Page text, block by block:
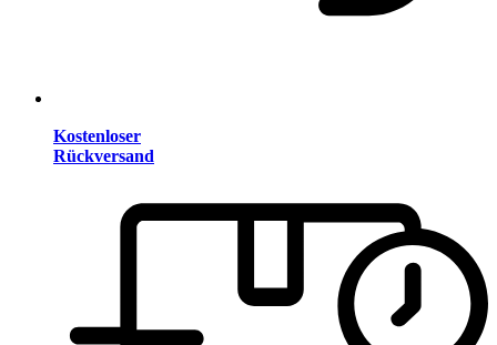
Kostenloser
Rückversand